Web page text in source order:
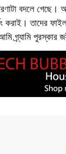
বদলে গেছে।
তাদের
পুরস্কার